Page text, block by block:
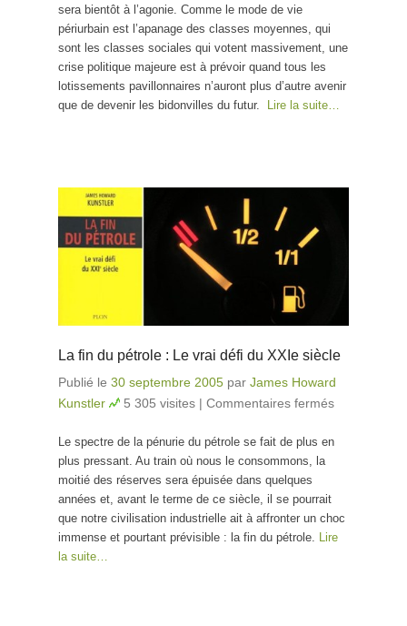
sera bientôt à l’agonie. Comme le mode de vie
périurbain est l’apanage des classes moyennes, qui
sont les classes sociales qui votent massivement, une
crise politique majeure est à prévoir quand tous les
lotissements pavillonnaires n’auront plus d’autre avenir
que de devenir les bidonvilles du futur.
Lire la suite…
La fin du pétrole : Le vrai défi du XXIe siècle
Publié le 30 septembre 2005 par James Howard
Kunstler
5 305 visites | Commentaires fermés
Le spectre de la pénurie du pétrole se fait de plus en
plus pressant. Au train où nous le consommons, la
moitié des réserves sera épuisée dans quelques
années et, avant le terme de ce siècle, il se pourrait
que notre civilisation industrielle ait à affronter un choc
immense et pourtant prévisible : la fin du pétrole. Lire
la suite…